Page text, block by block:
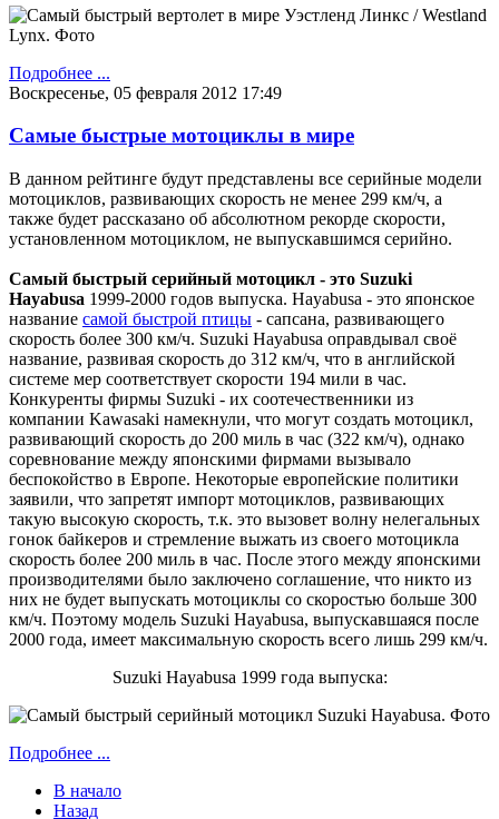
Подробнее ...
Воскресенье, 05 февраля 2012 17:49
Самые быстрые мотоциклы в мире
В данном рейтинге будут представлены все серийные модели
мотоциклов, развивающих скорость не менее 299 км/ч, а
также будет рассказано об абсолютном рекорде скорости,
установленном мотоциклом, не выпускавшимся серийно.
Самый быстрый серийный мотоцикл - это Suzuki
Hayabusa 1999-2000 годов выпуска. Hayabusa - это японское
название самой быстрой птицы - сапсана, развивающего
скорость более 300 км/ч. Suzuki Hayabusa оправдывал своё
название, развивая скорость до 312 км/ч, что в английской
системе мер соответствует скорости 194 мили в час.
Конкуренты фирмы Suzuki - их соотечественники из
компании Kawasaki намекнули, что могут создать мотоцикл,
развивающий скорость до 200 миль в час (322 км/ч), однако
соревнование между японскими фирмами вызывало
беспокойство в Европе. Некоторые европейские политики
заявили, что запретят импорт мотоциклов, развивающих
такую высокую скорость, т.к. это вызовет волну нелегальных
гонок байкеров и стремление выжать из своего мотоцикла
скорость более 200 миль в час. После этого между японскими
производителями было заключено соглашение, что никто из
них не будет выпускать мотоциклы со скоростью больше 300
км/ч. Поэтому модель Suzuki Hayabusa, выпускавшаяся после
2000 года, имеет максимальную скорость всего лишь 299 км/ч.
Suzuki Hayabusa 1999 года выпуска:
Подробнее ...
В начало
Назад